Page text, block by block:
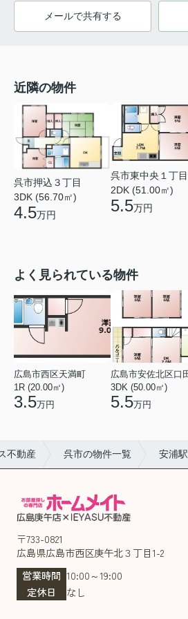
メールで共有する
近隣の物件
呉市押込３丁目
3DK (56.70㎡)
4.5万円
呉市東中央１丁目
2DK (51.00㎡)
5.5万円
よく見られている物件
広島市西区天満町
1R (20.00㎡)
3.5万円
3DK (50.00㎡)
5.5万円
不動産 呉市の物件一覧 安浦駅
〒733-0821
広島県広島市西区庚午北３丁目1-2
営業時間 10:00～19:00
定休日
なし